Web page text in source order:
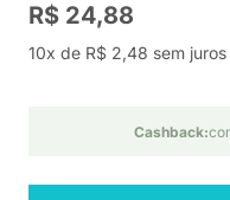
R$ 24,88
10x de R$ 2,48 sem juros
Cashback: